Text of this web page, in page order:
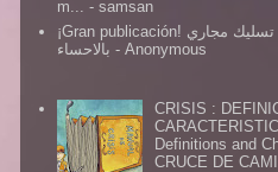
m...
- samsan
¡Gran publicación! شركة تسليك مجاري
بالاحساء - Anonymous
CRISIS :
Definitions and
CRUCE DE